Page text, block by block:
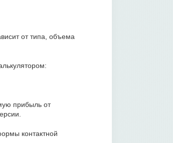
от типа, объема
прибыль от
контактной